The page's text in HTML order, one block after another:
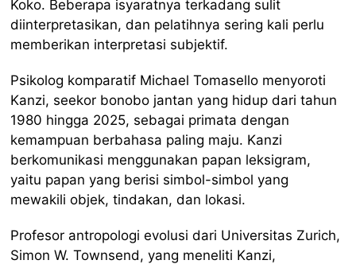
Koko. Beberapa isyaratnya terkadang sulit
diinterpretasikan, dan pelatihnya sering kali perlu
memberikan interpretasi subjektif.
Psikolog komparatif Michael Tomasello menyoroti
Kanzi, seekor bonobo jantan yang hidup dari tahun
1980 hingga 2025, sebagai primata dengan
kemampuan berbahasa paling maju. Kanzi
berkomunikasi menggunakan papan leksigram,
yaitu papan yang berisi simbol-simbol yang
mewakili objek, tindakan, dan lokasi.
Profesor antropologi evolusi dari Universitas Zurich,
Simon W. Townsend, yang meneliti Kanzi,